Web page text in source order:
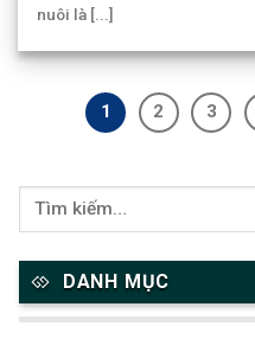
nuôi là [...]
1 2 3
DANH MỤC